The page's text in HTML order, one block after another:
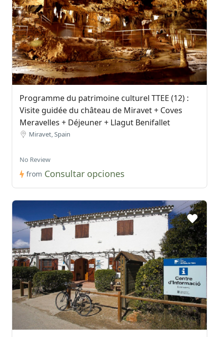
Programme du patrimoine culturel TTEE (12) :
Visite guidée du château de Miravet + Coves
Meravelles + Déjeuner + Llagut Benifallet
Miravet, Spain
No Review
from Consultar opciones